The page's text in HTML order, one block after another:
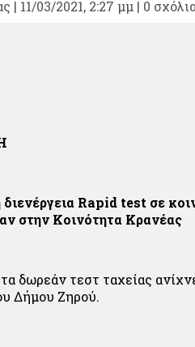
| 11/03/2021, 2:27 μμ | 0
διενέργεια Rapid test σε
στην Κοινότητα Κρανέας
δωρεάν τεστ ταχείας
Δήμου Ζηρού.